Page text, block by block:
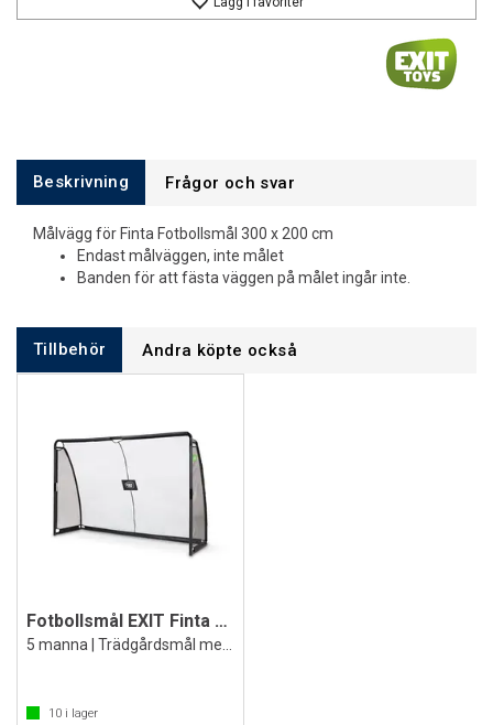
Beskrivning Frågor och svar
Målvägg för Finta Fotbollsmål 300 x 200 cm
Endast målväggen, inte målet
Banden för att fästa väggen på målet ingår inte.
Tillbehör Andra köpte också
Fotbollsmål EXIT Finta 300x200x90 cm
10 i lager